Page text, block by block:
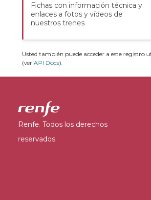
Fichas con información técnica y
enlaces a fotos y vídeos de
nuestros trenes
Usted también puede acceder a este registro
(ver API Docs).
Renfe. Todos los derechos
reservados.